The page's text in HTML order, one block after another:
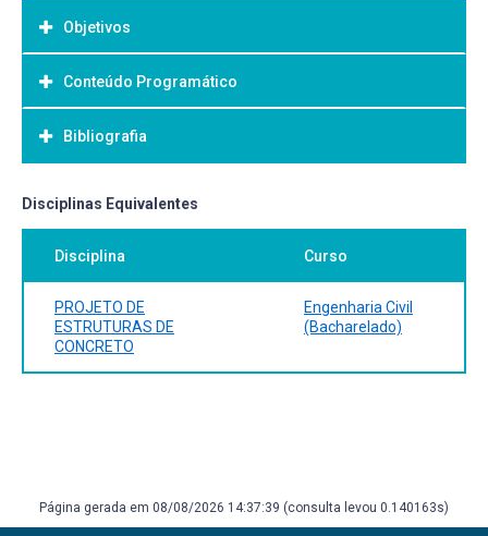
Objetivos
Objetivo Geral:
Conteúdo Programático
Bibliografia
Bibliografia Básica:
Disciplinas Equivalentes
Disciplina Curso
PROJETO DE
ESTRUTURAS DE
CONCRETO
Engenharia Civil
(Bacharelado)
Página gerada em 08/08/2026 14:37:39 (consulta levou 0.140163s)